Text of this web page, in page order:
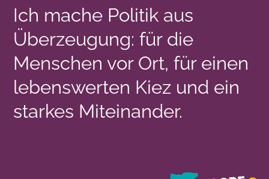
Ich mache Politik aus
Überzeugung: für die
Menschen vor Ort, für einen
lebenswerten Kiez und ein
starkes Miteinander.